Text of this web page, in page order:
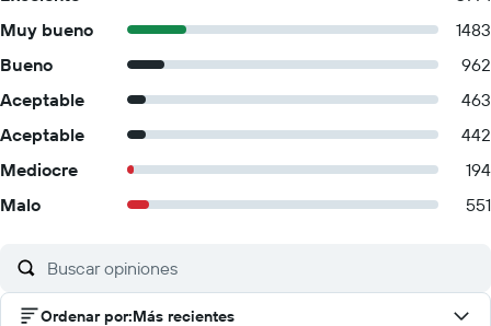
Muy bueno
1483
Bueno
962
Aceptable
463
Aceptable
442
Mediocre
194
Malo
551
Ordenar por:Más recientes